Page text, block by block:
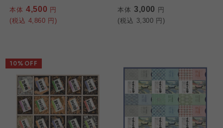
本体 4,500 円
(税込 4,860 円)
本体 3,000 円
(税込 3,300 円)
10%OFF